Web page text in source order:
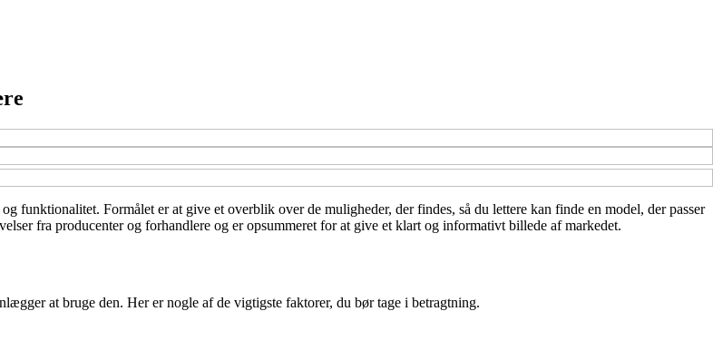
funktionalitet. Formålet er at give et overblik over de muligheder, der findes, så du lettere kan finde en model, der passer
fra producenter og forhandlere og er opsummeret for at give et klart og informativt billede af markedet.
at bruge den. Her er nogle af de vigtigste faktorer, du bør tage i betragtning.